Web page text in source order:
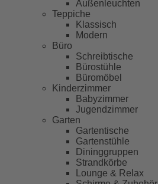
Außenleuchten
Teppiche
Klassisch
Modern
Büro
Schreibtische
Bürostühle
Büromöbel
Kinderzimmer
Babyzimmer
Jugendzimmer
Garten
Gartentische
Gartenstühle
Dininggruppen
Strandkörbe
Lounge & Relax